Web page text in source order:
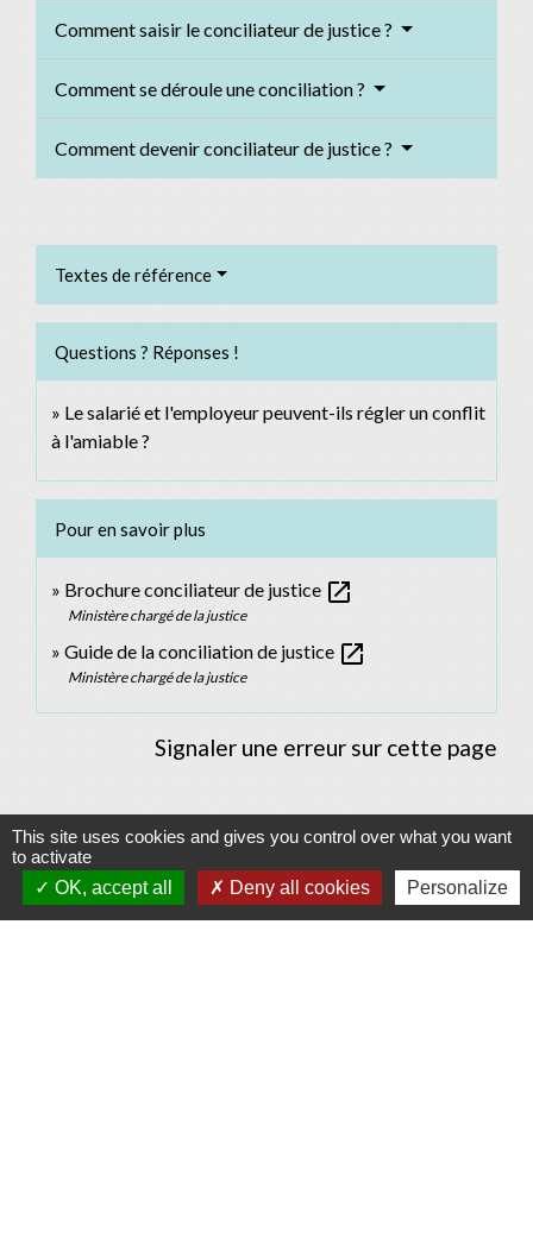
Comment saisir le conciliateur de justice ?
Comment se déroule une conciliation ?
Comment devenir conciliateur de justice ?
Textes de référence
Questions ? Réponses !
Le salarié et l'employeur peuvent-ils régler un conflit
à l'amiable ?
Pour en savoir plus
Brochure conciliateur de justice open_in_new
Ministère chargé de la justice
Guide de la conciliation de justice open_in_new
Ministère chargé de la justice
Signaler une erreur sur cette page
Contacts
Commune d'Allan
This site uses cookies and gives you control over what you want
to activate
OK, accept all
Deny all cookies Personalize